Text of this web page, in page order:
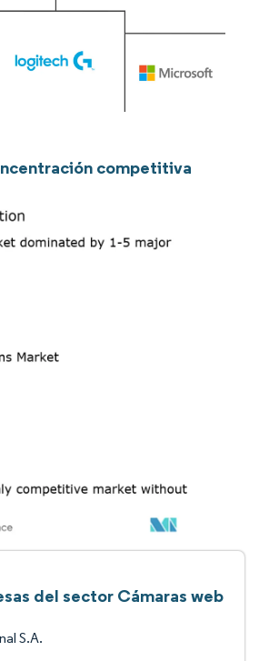
competitiva
del sector Cámaras web
S.A.